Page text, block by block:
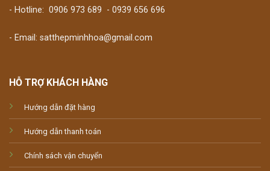
- Hotline: 0906 973 689 - 0939 656 696
- Email: satthepminhhoa@gmail.com
HỖ TRỢ KHÁCH HÀNG
Hướng dẫn đặt hàng
Hướng dẫn thanh toán
Chính sách vận chuyển